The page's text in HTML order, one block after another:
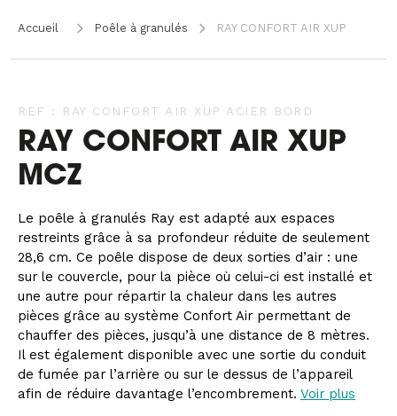
Accueil Poêle à granulés RAY CONFORT AIR XUP
REF : RAY CONFORT AIR XUP ACIER BORD
RAY CONFORT AIR XUP
MCZ
Le poêle à granulés Ray est adapté aux espaces
restreints grâce à sa profondeur réduite de seulement
28,6 cm. Ce poêle dispose de deux sorties d’air : une
sur le couvercle, pour la pièce où celui-ci est installé et
une autre pour répartir la chaleur dans les autres
pièces grâce au système Confort Air permettant de
chauffer des pièces, jusqu’à une distance de 8 mètres.
Il est également disponible avec une sortie du conduit
de fumée par l’arrière ou sur le dessus de l’appareil
afin de réduire davantage l’encombrement. Voir plus